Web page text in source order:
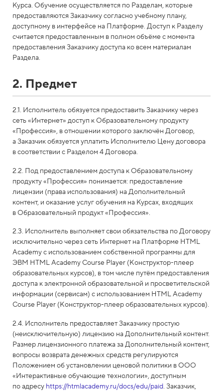
Курса. Обучение осуществляется по Разделам, которые
предоставляются Заказчику согласно учебному плану,
доступному в интерфейсе на Платформе. Доступ к Разделу
считается предоставленным в полном объёме с момента
предоставления Заказчику доступа ко всем материалам
Раздела.
2. Предмет
2.1. Исполнитель обязуется предоставить Заказчику через
сеть «Интернет» доступ к Образовательному продукту
«Профессия», в отношении которого заключён Договор,
а Заказчик обязуется уплатить Исполнителю Цену договора
в соответствии с Разделом 4 Договора.
2.2. Под предоставлением доступа к Образовательному
продукту «Профессия» понимается: предоставление
лицензии (права использования) на Дополнительный
контент, и оказание услуг обучения на Курсах, входящих
в Образовательный продукт «Профессия».
2.3. Исполнитель выполняет свои обязательства по Договору
исключительно через сеть Интернет на Платформе HTML
Academy с использованием собственной программы для
ЭВМ HTML Academy Course Player (Конструктор-плеер
образовательных курсов), в том числе путём предоставления
доступа к электронной образовательной и просветительской
информации (сервисам) с использованием HTML Academy
Course Player (Конструктор-плеер образовательных курсов).
2.4. Исполнитель предоставляет Заказчику простую
(неисключительную) лицензию на Дополнительный контент.
Размер лицензионного платежа за Дополнительный контент,
вопросы возврата денежных средств регулируются
Положением об установлении ценовой политики в ООО
«Интерактивные обучающие технологии», доступным
по адресу https://htmlacademy.ru/docs/edu/paid. Заказчик,